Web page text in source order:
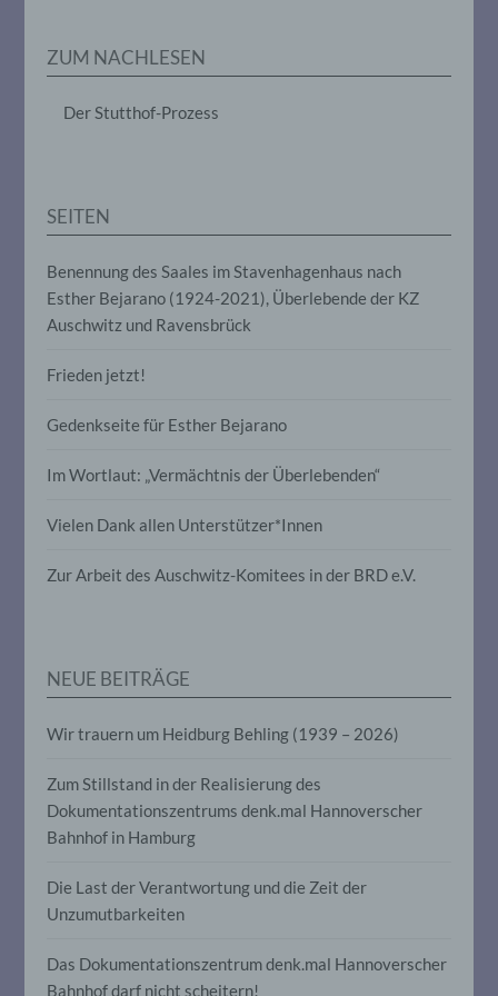
ZUM NACHLESEN
Der Stutthof-Prozess
SEITEN
Benennung des Saales im Stavenhagenhaus nach
Esther Bejarano (1924-2021), Überlebende der KZ
Auschwitz und Ravensbrück
Frieden jetzt!
Gedenkseite für Esther Bejarano
Im Wortlaut: „Vermächtnis der Überlebenden“
Vielen Dank allen Unterstützer*Innen
Zur Arbeit des Auschwitz-Komitees in der BRD e.V.
NEUE BEITRÄGE
Wir trauern um Heidburg Behling (1939 – 2026)
Zum Stillstand in der Realisierung des
Dokumentationszentrums denk.mal Hannoverscher
Bahnhof in Hamburg
Die Last der Verantwortung und die Zeit der
Unzumutbarkeiten
Das Dokumentationszentrum denk.mal Hannoverscher
Bahnhof darf nicht scheitern!
Anpassung oder Veränderung, das
Auslesen, das Abfragen, die Verwendung,
Verbreitung oder eine andere Form der
Einschränkung der Verarbeitung ist die
Markierung gespeicherter
e) Profiling
Profiling ist jede Art der automatisierten
die darin besteht, dass diese
Aspekte, die sich auf eine natürliche
Interessen, Zuverlässigkeit, Verhalten,
Aufenthaltsort oder Ortswechsel dieser
vorherzusagen.
f) Pseudonymisierung
personenbezogener Daten in einer Weise,
auf welche die personenbezogenen Daten
ohne Hinzuziehung zusätzlicher
spezifischen betroffenen Person
zugeordnet werden können, sofern diese